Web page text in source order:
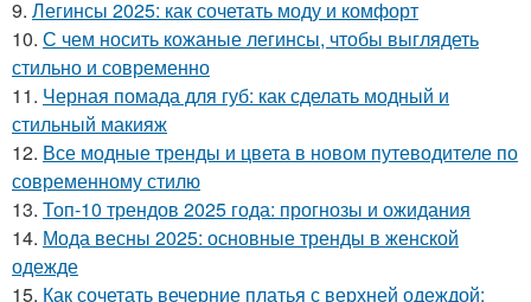
9. Легинсы 2025: как сочетать моду и комфорт
10. С чем носить кожаные легинсы, чтобы выглядеть
стильно и современно
11. Черная помада для губ: как сделать модный и
стильный макияж
12. Все модные тренды и цвета в новом путеводителе по
современному стилю
13. Топ-10 трендов 2025 года: прогнозы и ожидания
14. Мода весны 2025: основные тренды в женской
одежде
15. Как сочетать вечерние платья с верхней одеждой: